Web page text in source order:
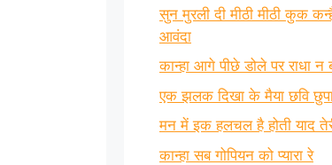
सुन मुरली दी मीठी मीठी कुक
आवंदा
कान्हा आगे पीछे डोले पर राधा न
एक झलक दिखा के मैया छवि
मन में इक हलचल है होती याद
कान्हा सब गोपियन को प्यारा रे